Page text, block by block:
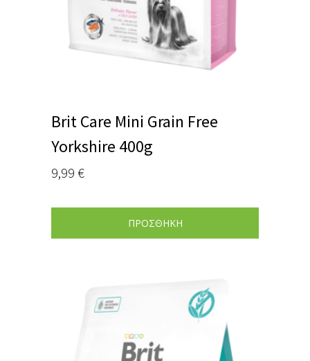
Brit Care Mini Grain Free
Yorkshire 400g
9,99 €
ΠΡΟΣΘΗΚΗ